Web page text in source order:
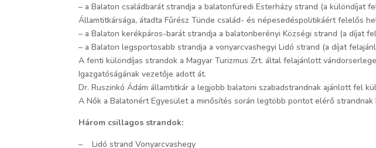
– a Balaton családbarát strandja a balatonfüredi Esterházy strand (a különdíjat
Államtitkársága, átadta Fűrész Tünde család- és népesedéspolitikáért felelős
– a Balaton kerékpáros-barát strandja a balatonberényi Községi strand (a díjat
– a Balaton legsportosabb strandja a vonyarcvashegyi Lidó strand (a díjat
A fenti különdíjas strandok a Magyar Turizmus Zrt. által felajánlott
Igazgatóságának vezetője adott át.
Dr. Ruszinkó Ádám államtitkár a legjobb balatoni szabadstrandnak ajánlott fel
A Nők a Balatonért Egyesület a minősítés során legtöbb pontot elérő
Három csillagos strandok:
– Lidó strand Vonyarcvashegy